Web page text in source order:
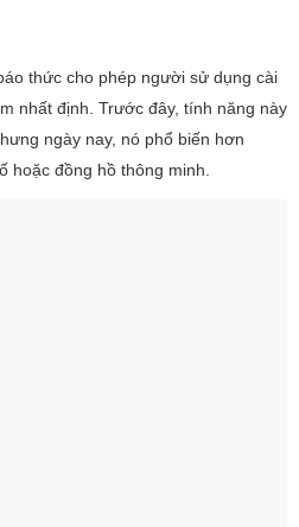
thức cho phép người sử dụng cài
nhất định. Trước đây, tính năng này
ngày nay, nó phổ biến hơn
hoặc đồng hồ thông minh.